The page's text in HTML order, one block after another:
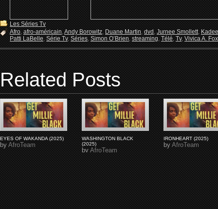
Les Séries Tv
Afro,afro-américain,Andy Borowitz,Duane Martin,dvd,Jurnee Smollett,
Patti LaBelle,Série Tv,Séries,Simon O’Brien,streaming,Télé,Tv,Vivica A. Fox
Related Posts
EYES OF WAKANDA (2025)
byAfroTeam
WASHINGTON BLACK
(2025)
byAfroTeam
IRONHEART (2025)
byAfroTeam